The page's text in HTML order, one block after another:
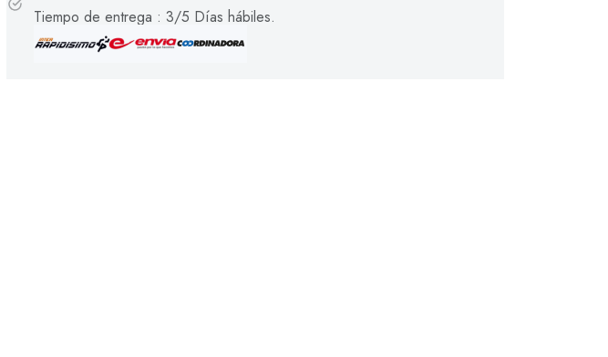
Tiempo de entrega : 3/5 Días hábiles.